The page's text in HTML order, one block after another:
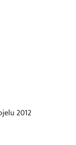
2012